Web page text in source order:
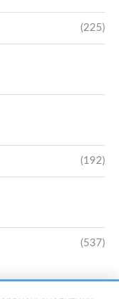
(225)
(192)
(537)